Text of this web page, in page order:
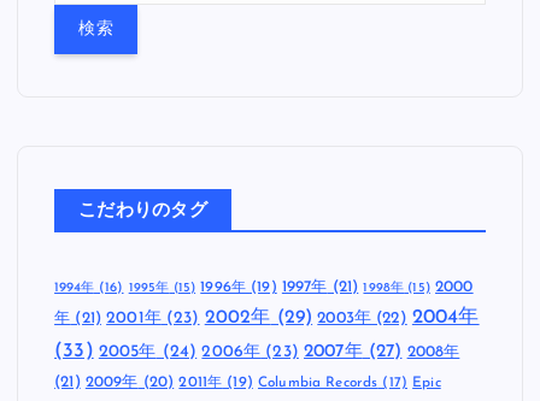
こだわりのタグ
1994年(16) 1995年 (15) 1996年(19) 1997年 (21) 1998年 (15) 2000
年 (21) 2001年(23) 2002年 (29) 2003年 (22) 2004年
(33) 2005年 (24) 2006年 (23) 2007年(27) 2008年
(21) 2009年 (20) 2011年 (19) Columbia Records (17) Epic